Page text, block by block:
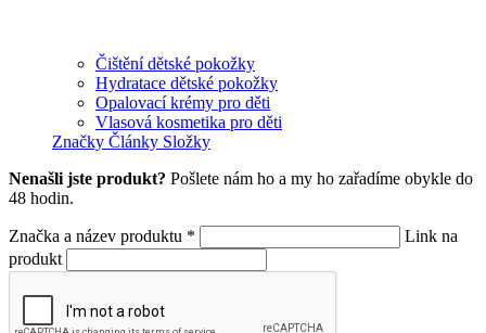
Čištění dětské pokožky
Hydratace dětské pokožky
Opalovací krémy pro děti
Vlasová kosmetika pro děti
Značky Články Složky
Nenašli jste produkt? Pošlete nám ho a my ho zařadíme obykle do
48 hodin.
Značka a název produktu *
Link na
produkt